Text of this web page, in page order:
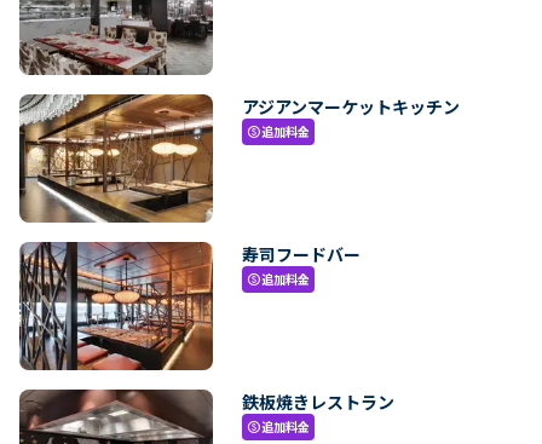
アジアンマーケットキッチン
paid追加料金
寿司フードバー
paid追加料金
鉄板焼きレストラン
paid追加料金